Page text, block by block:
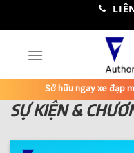
Sở hữu ngay xe đạp
SỰ KIỆN &